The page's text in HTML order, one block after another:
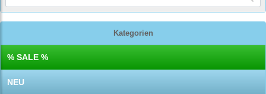
Kategorien
% SALE %
NEU